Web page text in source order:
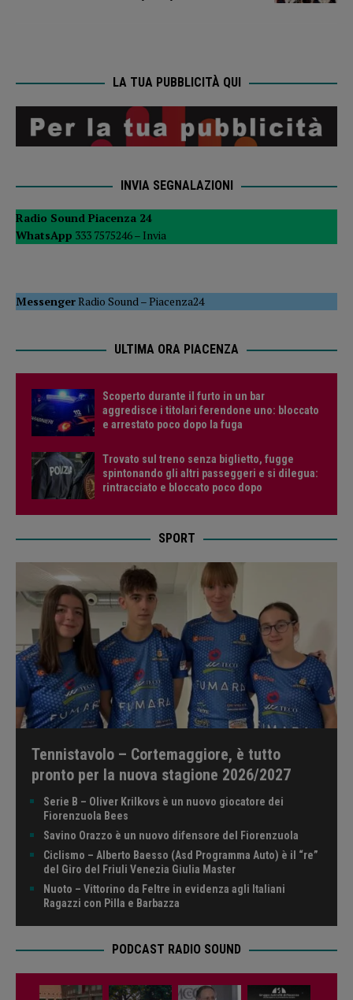
LA TUA PUBBLICITÀ QUI
INVIA SEGNALAZIONI
Radio Sound Piacenza 24
WhatsApp 333 7575246 – Invia
MessengerRadio Sound –Piacenza24
ULTIMA ORA PIACENZA
Scoperto durante il furto in un bar
aggredisce i titolari ferendone uno: bloccato
e arrestato poco dopo la fuga
Trovato sul treno senza biglietto, fugge
spintonando gli altri passeggeri e si dilegua:
rintracciato e bloccato poco dopo
SPORT
Tennistavolo – Cortemaggiore, è tutto
pronto per la nuova stagione 2026/2027
Serie B – Oliver Krilkovs è un nuovo giocatore dei
Fiorenzuola Bees
Savino Orazzo è un nuovo difensore del Fiorenzuola
Ciclismo – Alberto Baesso (Asd Programma Auto) è il “re”
del Giro del Friuli Venezia Giulia Master
Nuoto – Vittorino da Feltre in evidenza agli Italiani
Ragazzi con Pilla e Barbazza
PODCAST RADIO SOUND